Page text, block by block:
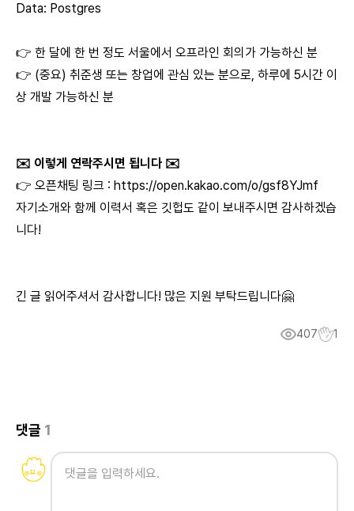
Data: Postgres
👉 한 달에 한 번 정도 서울에서 오프라인 회의가 가능하신 분
👉 (중요) 취준생 또는 창업에 관심 있는 분으로, 하루에 5시간 이
상 개발 가능하신 분
✉️ 이렇게 연락주시면 됩니다 ✉️
👉 오픈채팅 링크 : https://open.kakao.com/o/gsf8YJmf
자기소개와 함께 이력서 혹은 깃헙도 같이 보내주시면 감사하겠습
니다!
긴 글 읽어주셔서 감사합니다! 많은 지원 부탁드립니다🤗
407 1
댓글 1